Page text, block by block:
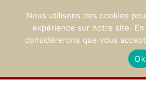
02 47
Nous utilisons des cookies
expérience sur notre site.
considérerons que vous
Ok